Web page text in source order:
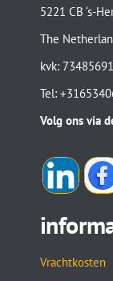
5221 CB ‘s-
The
kvk: 73485691
Tel:
Volg ons via
Vrachtkosten